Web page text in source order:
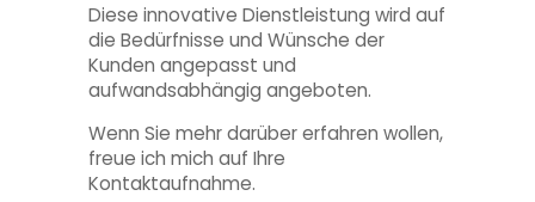
Diese innovative Dienstleistung wird auf
die Bedürfnisse und Wünsche der
Kunden angepasst und
aufwandsabhängig angeboten.
Wenn Sie mehr darüber erfahren wollen,
freue ich mich auf Ihre
Kontaktaufnahme.